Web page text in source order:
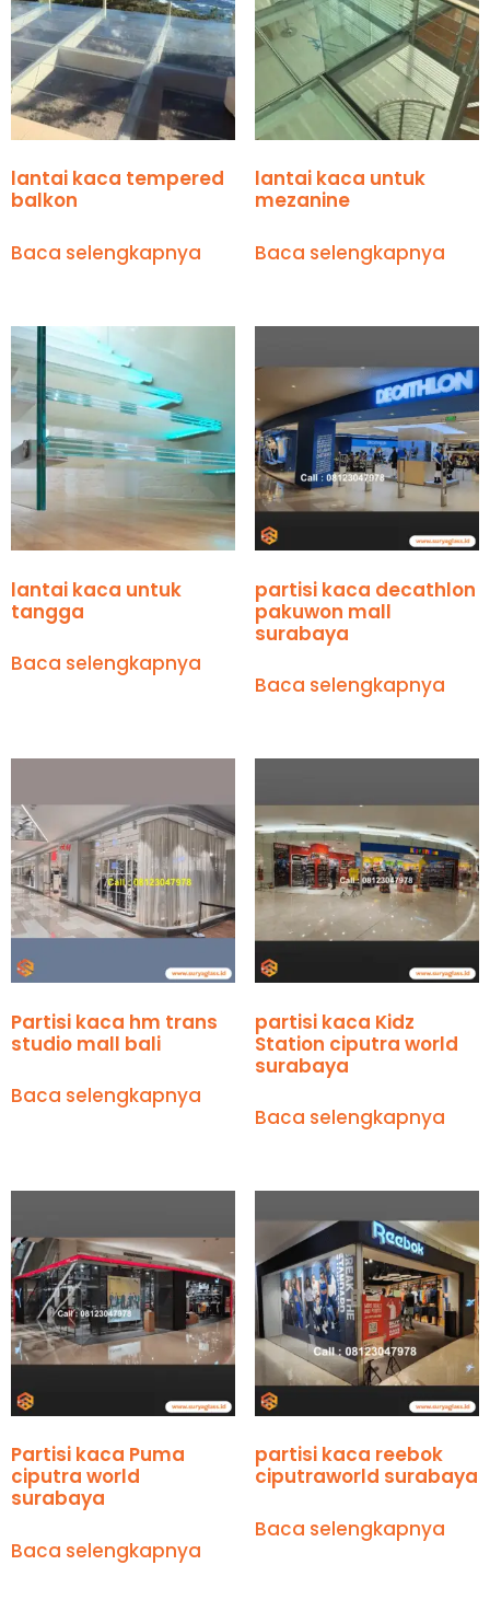
lantai kaca tempered
balkon
Baca selengkapnya
lantai kaca untuk
mezanine
Baca selengkapnya
lantai kaca untuk
tangga
Baca selengkapnya
partisi kaca decathlon
pakuwon mall
surabaya
Baca selengkapnya
Partisi kaca hm trans
studio mall bali
Baca selengkapnya
partisi kaca Kidz
Station ciputra world
surabaya
Baca selengkapnya
Partisi kaca Puma
ciputra world
surabaya
Baca selengkapnya
partisi kaca reebok
ciputraworld surabaya
Baca selengkapnya